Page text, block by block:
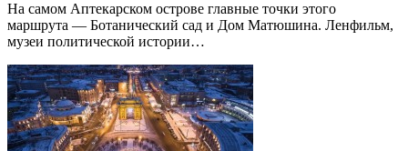
На самом Аптекарском острове главные точки этого
маршрута — Ботанический сад и Дом Матюшина. Ленфильм,
музеи политической истории…